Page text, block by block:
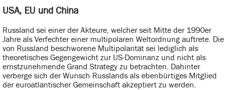
USA, EU und China
Russland sei einer der Akteure, welcher seit Mitte der 1990er
Jahre als Verfechter einer multipolaren Weltordnung auftrete. Die
von Russland beschworene Multipolarität sei lediglich als
theoretisches Gegengewicht zur US-Dominanz und nicht als
ernstzunehmende Grand Strategy zu betrachten. Dahinter
verberge sich der Wunsch Russlands als ebenbürtiges Mitglied
der euroatlantischer Gemeinschaft akzeptiert zu werden.